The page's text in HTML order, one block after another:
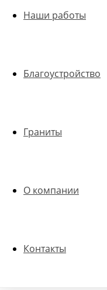
Наши работы
Благоустройство
Граниты
О компании
Контакты